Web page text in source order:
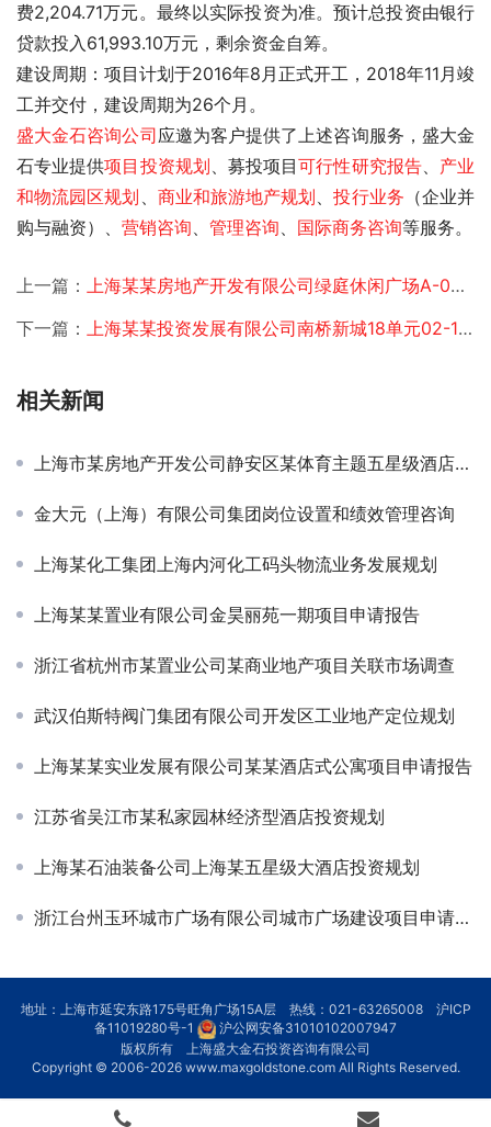
费2,204.71万元。最终以实际投资为准。预计总投资由银行
贷款投入61,993.10万元，剩余资金自筹。
建设周期：项目计划于2016年8月正式开工，2018年11月竣
工并交付，建设周期为26个月。
盛大金石咨询公司应邀为客户提供了上述咨询服务，盛大金
石专业提供项目投资规划、募投项目可行性研究报告、 产业
和物流园区规划 、 商业和旅游地产规划、投行业务 （企业并
购与融资）、 营销咨询、 管理咨询、 国际商务咨询等服务。
上一篇： 上海某某房地产开发有限公司绿庭休闲广场A-04地块项目申请报告
下一篇： 上海某某投资发展有限公司南桥新城18单元02-10地块项目申请报告
相关新闻
上海市某房地产开发公司静安区某体育主题五星级酒店投资规划
金大元（上海）有限公司集团岗位设置和绩效管理咨询
上海某化工集团上海内河化工码头物流业务发展规划
上海某某置业有限公司金昊丽苑一期项目申请报告
浙江省杭州市某置业公司某商业地产项目关联市场调查
武汉伯斯特阀门集团有限公司开发区工业地产定位规划
上海某某实业发展有限公司某某酒店式公寓项目申请报告
江苏省吴江市某私家园林经济型酒店投资规划
上海某石油装备公司上海某五星级大酒店投资规划
浙江台州玉环城市广场有限公司城市广场建设项目申请报告
地址：上海市延安东路175号旺角广场15A层 热线：021-63265008 沪ICP
备11019280号-1
沪公网安备31010102007947
版权所有 上海盛大金石投资咨询有限公司
Copyright © 2006-2026 www.maxgoldstone.comAll Rights Reserved.